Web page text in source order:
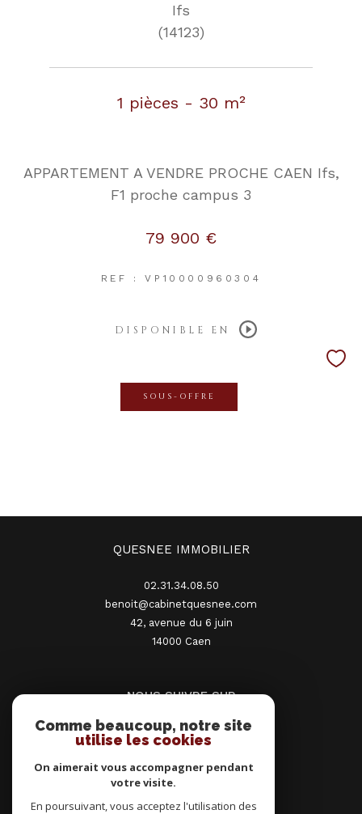
Ifs
(14123)
1 pièces - 30 m²
APPARTEMENT A VENDRE PROCHE CAEN Ifs,
F1 proche campus 3
79 900 €
REF : VP10000960304
DISPONIBLE EN
SOUS-OFFRE
QUESNEE IMMOBILIER
02.31.34.08.50
benoit@cabinetquesnee.com
42, avenue du 6 juin
14000
caen
NOUS SUIVRE SUR
Comme beaucoup, notre site
utilise les cookies
On aimerait vous accompagner pendant
votre visite.
En poursuivant, vous acceptez l'utilisation des